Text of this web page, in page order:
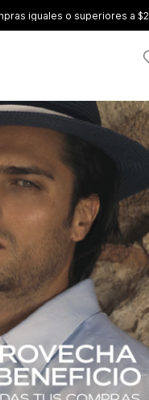
iguales o superiores a